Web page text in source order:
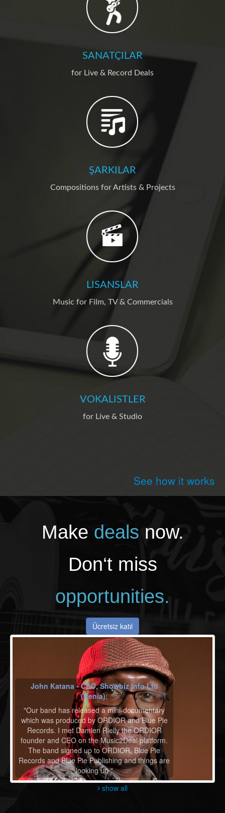
SANATÇILAR
for Live & Record Deals
ŞARKILAR
Compositions for Artists & Projects
LISANSLAR
Music for Film, TV & Commercials
VOKALISTLER
for Live & Studio
See how it works
Make deals now.
Don‘t miss
opportunities.
Ücretsiz katıl
John Katana - CEO, Showbiz Info Ltd
(Kenia):
"Our band has released a mini-documentary
which was produced by ORDIOR and Blue Pie
Records. I met Damien Rielly the ORDIOR
founder and CEO on the Music2Deal platform.
The band signed up to ORDIOR, Blue Pie
Records and Blue Pie Publishing and things are
looking up."
show all